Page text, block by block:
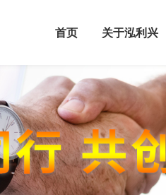
首页 关于泓利兴